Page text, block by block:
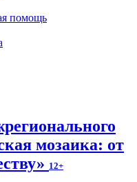
помощь
мозаика: от
12+